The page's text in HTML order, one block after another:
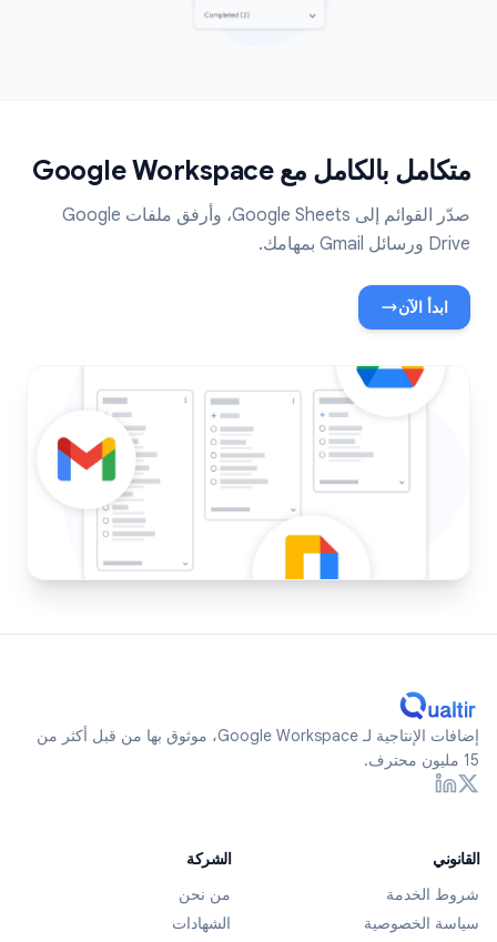
متكامل بالكامل مع Google Workspace
صدّر القوائم إلى Google Sheets، وأرفق ملفات Google
Drive ورسائل Gmail بمهامك.
ابدأ الآن
إضافات الإنتاجية لـ Google Workspace، موثوق بها من قبل أكثر من
15 مليون محترف.
القانوني
شروط الخدمة
سياسة الخصوصية
الشركة
من نحن
الشهادات